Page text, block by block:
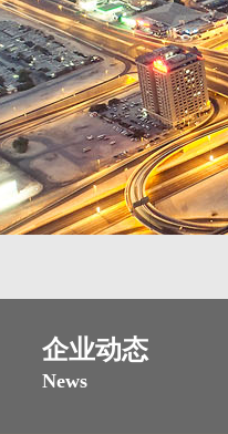
企业动态
News